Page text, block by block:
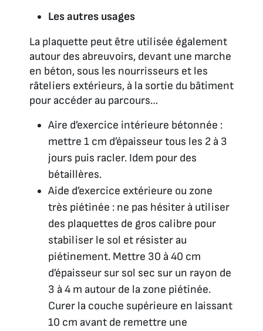
Les autres usages
La plaquette peut être utilisée également
autour des abreuvoirs, devant une marche
en béton, sous les nourrisseurs et les
râteliers extérieurs, à la sortie du bâtiment
pour accéder au parcours…
Aire d’exercice intérieure bétonnée :
mettre 1 cm d’épaisseur tous les 2 à 3
jours puis racler. Idem pour des
bétaillères.
Aide d’exercice extérieure ou zone
très piétinée : ne pas hésiter à utiliser
des plaquettes de gros calibre pour
stabiliser le sol et résister au
piétinement. Mettre 30 à 40 cm
d’épaisseur sur sol sec sur un rayon de
3 à 4 m autour de la zone piétinée.
Curer la couche supérieure en laissant
10 cm avant de remettre une